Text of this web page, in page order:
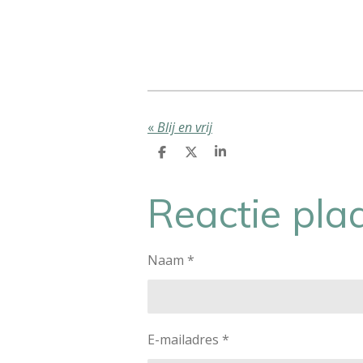
«Blij en vrij
D
n
D
S
e
Reactie
Naam *
E-mailadres *